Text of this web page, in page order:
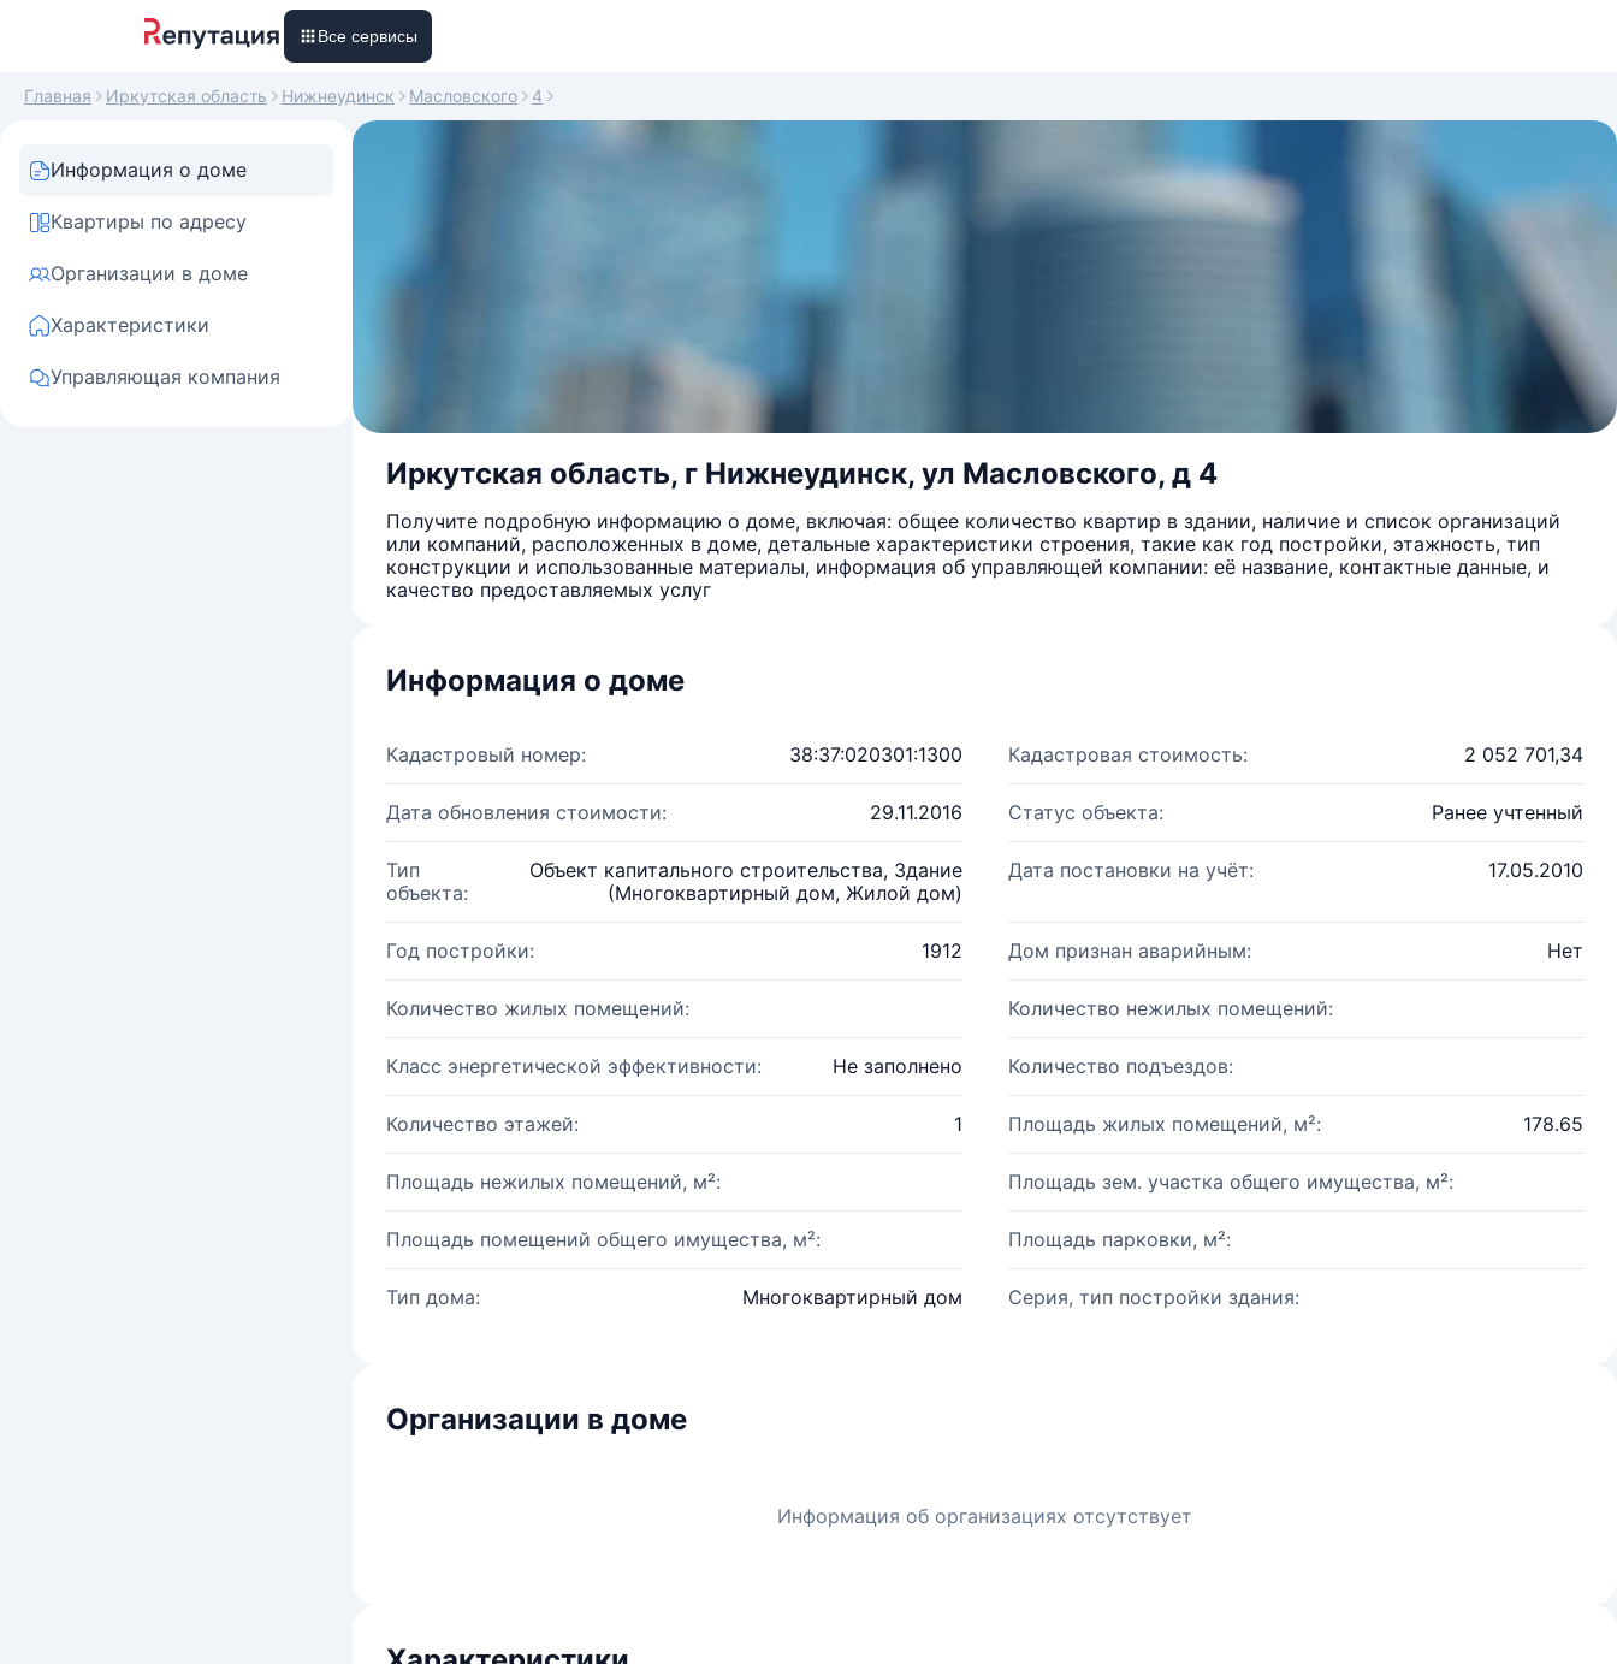
Все сервисы
Главная Иркутская область Нижнеудинск Масловского 4
Информация о доме
Квартиры по адресу
Организации в доме
Характеристики
Управляющая компания
Иркутская область, г Нижнеудинск, ул Масловского, д 4
Получите подробную информацию о доме, включая: общее количество квартир в здании, наличие и список организаций
или компаний, расположенных в доме, детальные характеристики строения, такие как год постройки, этажность, тип
конструкции и использованные материалы, информация об управляющей компании: её название, контактные данные, и
качество предоставляемых услуг
Информация о доме
Кадастровый номер: 38:37:020301:1300 Кадастровая стоимость: 2 052 701,34
Дата обновления стоимости: 29.11.2016 Статус объекта: Ранее учтенный
Тип
объекта:
Объект капитального строительства, Здание
(Многоквартирный дом, Жилой дом)
Дата постановки на учёт: 17.05.2010
Год постройки: 1912 Дом признан аварийным: Нет
Количество жилых помещений: Количество нежилых помещений:
Класс энергетической эффективности: Не заполнено Количество подъездов:
Количество этажей: 1 Площадь жилых помещений, м²: 178.65
Площадь нежилых помещений, м²: Площадь зем. участка общего имущества, м²:
Площадь помещений общего имущества, м²: Площадь парковки, м²:
Тип дома: Многоквартирный дом Серия, тип постройки здания:
Организации в доме
Информация об организациях отсутствует